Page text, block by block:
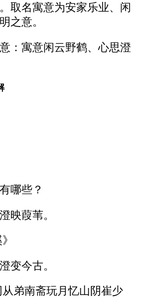
取名寓意为安家乐业、闲
之意。
：寓意闲云野鹤、心思澄
哪些？
映葭苇。
变今古。
弟南斋玩月忆山阴崔少